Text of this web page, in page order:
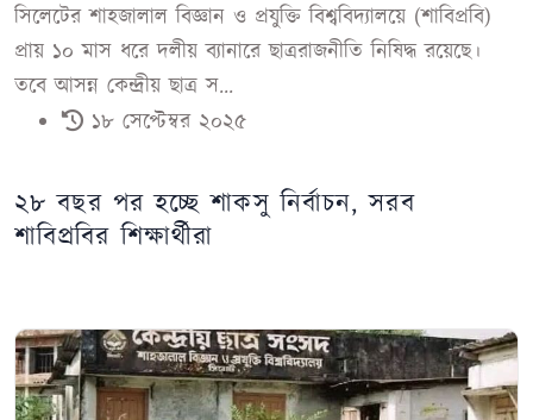
সিলেটের শাহজালাল বিজ্ঞান ও প্রযুক্তি বিশ্ববিদ্যালয়ে (শাবিপ্রবি)
প্রায় ১০ মাস ধরে দলীয় ব্যানারে ছাত্ররাজনীতি নিষিদ্ধ রয়েছে।
তবে আসন্ন কেন্দ্রীয় ছাত্র স...
১৮ সেপ্টেম্বর ২০২৫
২৮ বছর পর হচ্ছে শাকসু নির্বাচন, সরব
শাবিপ্রবির শিক্ষার্থীরা